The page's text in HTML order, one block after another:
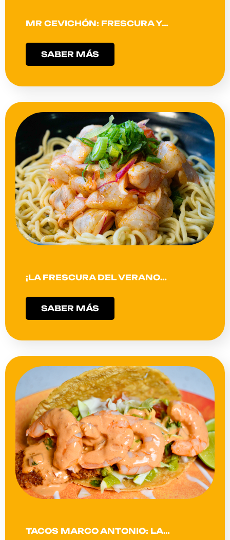
MR CEVICHÓN: FRESCURA Y…
SABER MÁS
¡LA FRESCURA DEL VERANO…
SABER MÁS
TACOS MARCO ANTONIO: LA…